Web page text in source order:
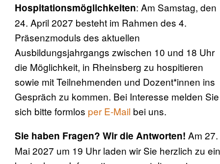
Hospitationsmöglichkeiten: Am Samstag, den
24. April 2027 besteht im Rahmen des 4.
Präsenzmoduls des aktuellen
Ausbildungsjahrgangs zwischen 10 und 18 Uhr
die Möglichkeit, in Rheinsberg zu hospitieren
sowie mit Teilnehmenden und Dozent*innen ins
Gespräch zu kommen. Bei Interesse melden Sie
sich bitte formlos per E-Mail bei uns.
Sie haben Fragen? Wir die Antworten! Am 27.
Mai 2027 um 19 Uhr laden wir Sie herzlich zu